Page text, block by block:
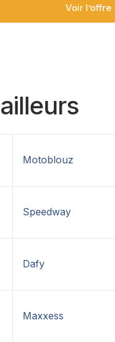
Voir l’offre
Motoblouz
Speedway
Dafy
Maxxess